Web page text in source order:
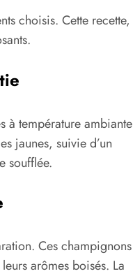
choisis. Cette recette,
à température ambiante
jaunes, suivie d’un
soufflée.
Ces champignons
arômes boisés. La